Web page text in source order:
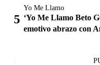
Yo Me Llamo
‘Yo Me Llamo Beto
emotivo abrazo con